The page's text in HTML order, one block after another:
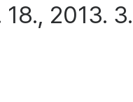
18., 2013.